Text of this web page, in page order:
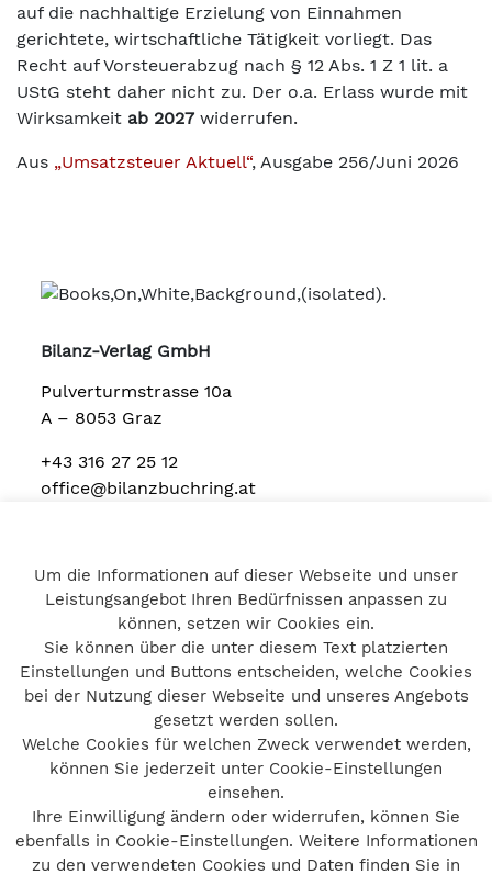
auf die nachhaltige Erzielung von Einnahmen
gerichtete, wirtschaftliche Tätigkeit vorliegt. Das
Recht auf Vorsteuerabzug nach § 12 Abs. 1 Z 1 lit. a
UStG steht daher nicht zu. Der o.a. Erlass wurde mit
Wirksamkeit ab 2027 widerrufen.
Aus „Umsatzsteuer Aktuell“, Ausgabe 256/Juni 2026
Bilanz-Verlag GmbH
Pulverturmstrasse 10a
A – 8053 Graz
+43 316 27 25 12
office@bilanzbuchring.at
Home
Impressum
Datenschutz
Kontakt
Datenschutz
Barrierefreiheit
Um die Informationen auf dieser Webseite und unser
Leistungsangebot Ihren Bedürfnissen anpassen zu
können, setzen wir Cookies ein.
Sie können über die unter diesem Text platzierten
Einstellungen und Buttons entscheiden, welche Cookies
bei der Nutzung dieser Webseite und unseres Angebots
gesetzt werden sollen.
Welche Cookies für welchen Zweck verwendet werden,
können Sie jederzeit unter Cookie-Einstellungen
einsehen.
Ihre Einwilligung ändern oder widerrufen, können Sie
ebenfalls in Cookie-Einstellungen. Weitere Informationen
zu den verwendeten Cookies und Daten finden Sie in